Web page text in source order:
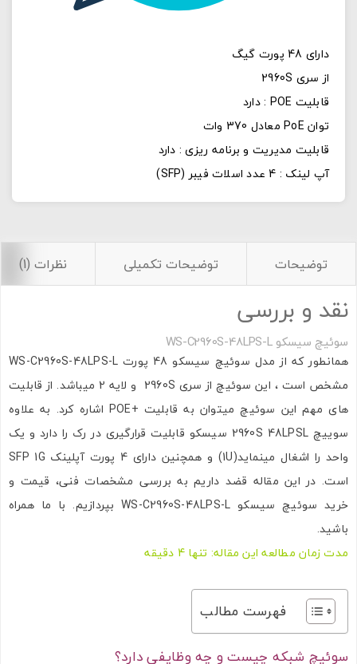
دارای 48 پورت گیگ
از سری 2960S
قابلیت POE : دارد
توان PoE معادل 370 وات
قابلیت مدیریت و برنامه ریزی : دارد
آپ لینک : 4 عدد اسلات فیبر (SFP)
توضیحات توضیحات تکمیلی نظرات (1)
نقد و بررسی
سوئیچ سیسکو WS-C2960S-48LPS-L
همانطور که از مدل سوئیچ سیسکو 48 پورت WS-C2960S-48LPS-L
مشخص است ، این سوئیچ از سری 2960S و لایه 2 میباشد. از قابلیت
های مهم این سوئیچ میتوان به قابلیت +POE اشاره کرد. به علاوه
سوییچ 2960S 48LPSL سیسکو قابلیت قرارگیری در رک را دارد و یک
واحد را اشغال مینماید(1U) و همچنین دارای 4 پورت آپلینک SFP 1G
است. در این مقاله قضد داریم به بررسی مشخصات فنی، قیمت و
خرید سوئیچ سیسکو WS-C2960S-48LPS-L بپردازیم. با ما همراه
باشید.
مدت زمان مطالعه این مقاله: تنها 4 دقیقه
فهرست مطالب
سوئیچ شبکه چیست و چه وظایفی دارد؟